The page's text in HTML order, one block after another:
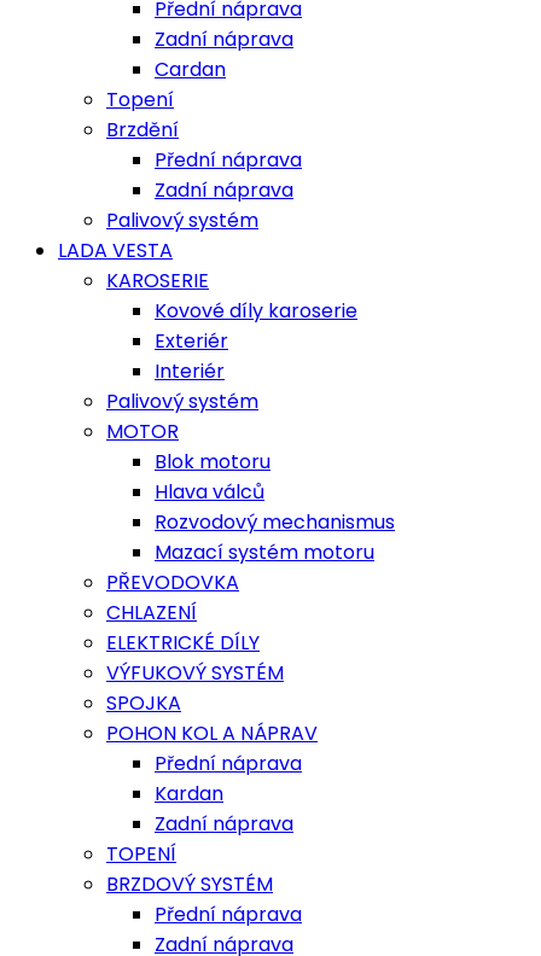
Přední náprava
Zadní náprava
Cardan
Topení
Brzdění
Přední náprava
Zadní náprava
Palivový systém
LADA VESTA
KAROSERIE
Kovové díly karoserie
Exteriér
Interiér
Palivový systém
MOTOR
Blok motoru
Hlava válců
Rozvodový mechanismus
Mazací systém motoru
PŘEVODOVKA
CHLAZENÍ
ELEKTRICKÉ DÍLY
VÝFUKOVÝ SYSTÉM
SPOJKA
POHON KOL A NÁPRAV
Přední náprava
Kardan
Zadní náprava
TOPENÍ
BRZDOVÝ SYSTÉM
Přední náprava
Zadní náprava